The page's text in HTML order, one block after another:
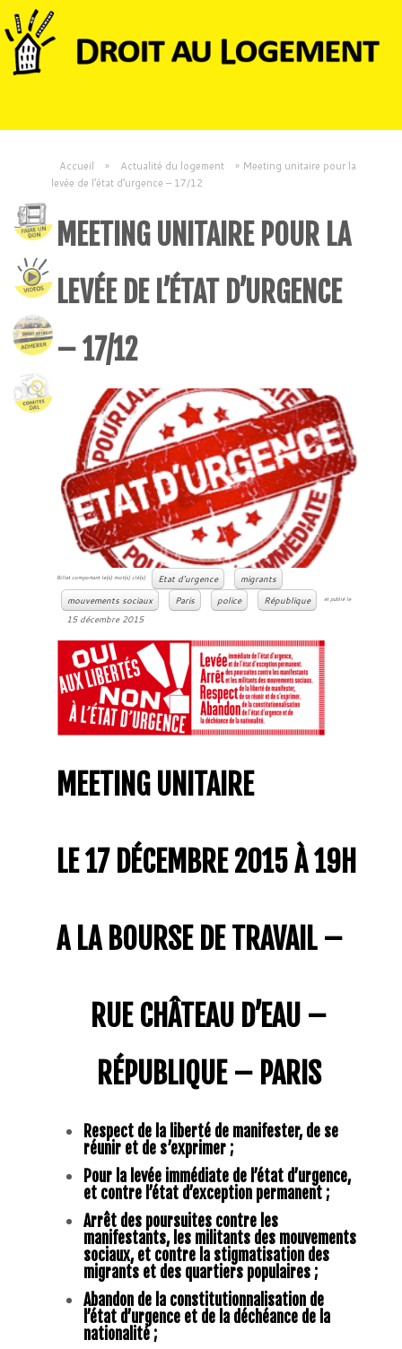
Accueil » Actualité du logement » Meeting unitaire pour la
levée de l’état d’urgence – 17/12
MEETING UNITAIRE POUR LA
LEVÉE DE L’ÉTAT D’URGENCE
– 17/12
Billet comportant le(s) mot(s) clé(s) Etat d'urgence
migrants
mouvements sociaux
Paris police République et publié le
15 décembre 2015
MEETING UNITAIRE
LE 17 DÉCEMBRE 2015 À 19H
A LA BOURSE DE TRAVAIL –
RUE CHÂTEAU D’EAU –
RÉPUBLIQUE – PARIS
Respect de la liberté de manifester, de se
réunir et de s’exprimer ;
Pour la levée immédiate de l’état d’urgence,
et contre l’état d’exception permanent ;
Arrêt des poursuites contre les
manifestants, les militants des mouvements
sociaux, et contre la stigmatisation des
migrants et des quartiers populaires ;
Abandon de la constitutionnalisation de
l’état d’urgence et de la déchéance de la
nationalité ;